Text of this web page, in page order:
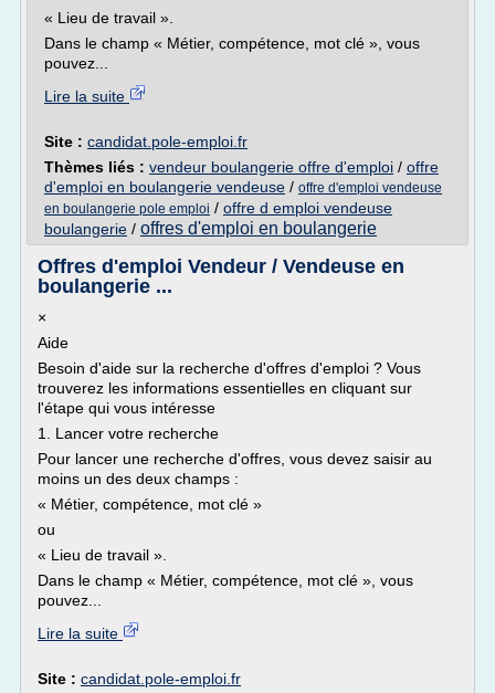
« Lieu de travail ».
Dans le champ « Métier, compétence, mot clé », vous
pouvez...
Lire la suite
Site : candidat.pole-emploi.fr
Thèmes liés : vendeur boulangerie offre d'emploi / offre
d'emploi en boulangerie vendeuse / offre d'emploi vendeuse
en boulangerie pole emploi / offre d emploi vendeuse
boulangerie / offres d'emploi en boulangerie
Offres d'emploi Vendeur / Vendeuse en
boulangerie ...
×
Aide
Besoin d'aide sur la recherche d'offres d'emploi ? Vous
trouverez les informations essentielles en cliquant sur
l'étape qui vous intéresse
1. Lancer votre recherche
Pour lancer une recherche d'offres, vous devez saisir au
moins un des deux champs :
« Métier, compétence, mot clé »
ou
« Lieu de travail ».
Dans le champ « Métier, compétence, mot clé », vous
pouvez...
Lire la suite
Site : candidat.pole-emploi.fr